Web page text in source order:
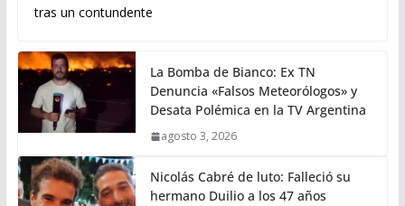
tras un contundente
La Bomba de Bianco: Ex TN
Denuncia «Falsos Meteorólogos» y
Desata Polémica en la TV Argentina
agosto 3, 2026
Nicolás Cabré de luto: Falleció su
hermano Duilio a los 47 años